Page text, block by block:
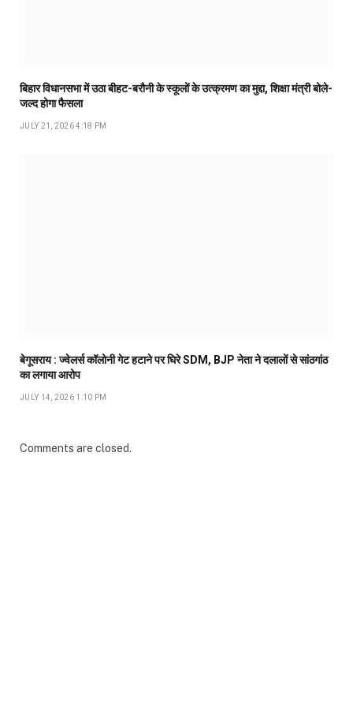
बिहार विधानसभा में उठा बीहट-बरौनी के स्कूलों के उत्क्रमण का मुद्दा, शिक्षा मंत्री बोले-
जल्द होगा फैसला
JULY 21, 2026 4:18 PM
बेगूसराय : ज्वेलर्स कॉलोनी गेट हटाने पर घिरे SDM, BJP नेता ने दलालों से सांठगांठ
का लगाया आरोप
JULY 14, 2026 1:10 PM
Comments are closed.